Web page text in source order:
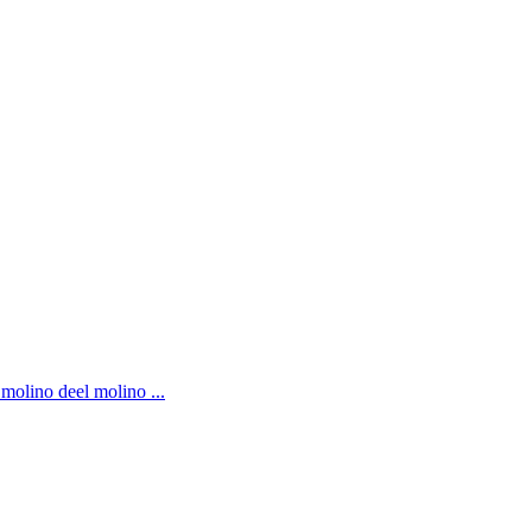
deel molino ...